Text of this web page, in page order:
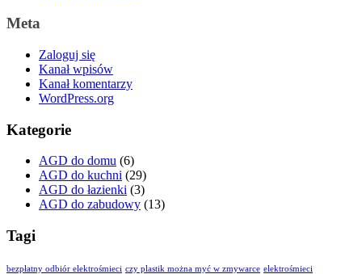
Meta
Zaloguj się
Kanał wpisów
Kanał komentarzy
WordPress.org
Kategorie
AGD do domu (6)
AGD do kuchni (29)
AGD do łazienki (3)
AGD do zabudowy (13)
Tagi
bezpłatny odbiór elektrośmieci czy plastik można myć w zmywarce elektrośmieci